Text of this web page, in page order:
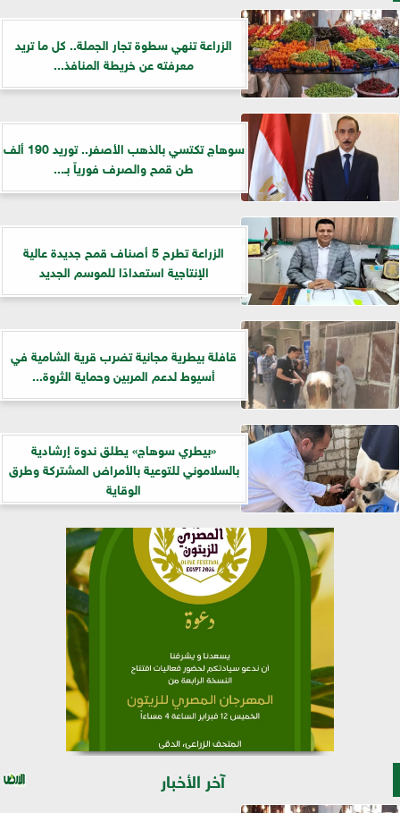
الزراعة تنهي سطوة تجار الجملة.. كل ما تريد
معرفته عن خريطة المنافذ...
سوهاج تكتسي بالذهب الأصفر.. توريد 190 ألف
طن قمح والصرف فورياً بـ...
الزراعة تطرح 5 أصناف قمح جديدة عالية
الإنتاجية استعدادًا للموسم الجديد
قافلة بيطرية مجانية تضرب قرية الشامية في
أسيوط لدعم المربين وحماية الثروة...
«بيطري سوهاج» يطلق ندوة إرشادية
بالسلاموني للتوعية بالأمراض المشتركة وطرق
الوقاية
آخر الأخبار